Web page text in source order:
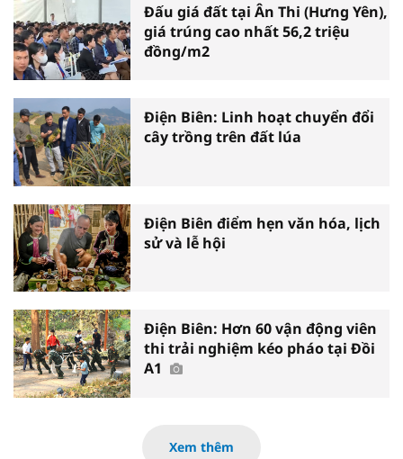
Đấu giá đất tại Ân Thi (Hưng Yên),
giá trúng cao nhất 56,2 triệu
đồng/m2
Điện Biên: Linh hoạt chuyển đổi
cây trồng trên đất lúa
Điện Biên điểm hẹn văn hóa, lịch
sử và lễ hội
Điện Biên: Hơn 60 vận động viên
thi trải nghiệm kéo pháo tại Đồi
A1
Xem thêm